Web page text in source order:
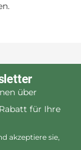
über
für Ihre
akzeptiere sie,